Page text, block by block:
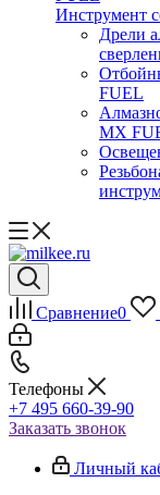
Инструмент
Дрели
FUEL
MX
Сравнение0
Телефоны
+7 495 660-39-90
Заказать звонок
Личный